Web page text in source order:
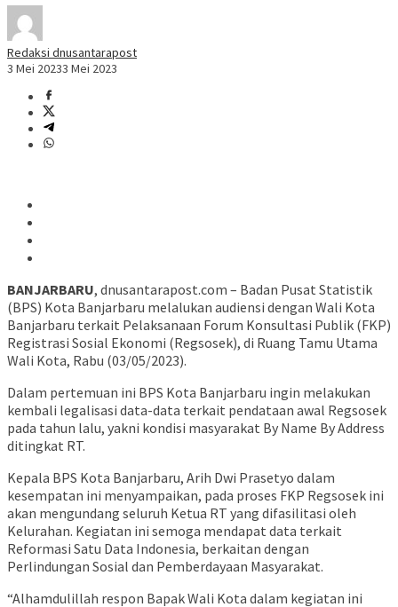
Redaksi dnusantarapost
3 Mei 20233 Mei 2023
BANJARBARU, dnusantarapost.com – Badan Pusat Statistik
(BPS) Kota Banjarbaru melalukan audiensi dengan Wali Kota
Banjarbaru terkait Pelaksanaan Forum Konsultasi Publik (FKP)
Registrasi Sosial Ekonomi (Regsosek), di Ruang Tamu Utama
Wali Kota, Rabu (03/05/2023).
Dalam pertemuan ini BPS Kota Banjarbaru ingin melakukan
kembali legalisasi data-data terkait pendataan awal Regsosek
pada tahun lalu, yakni kondisi masyarakat By Name By Address
ditingkat RT.
Kepala BPS Kota Banjarbaru, Arih Dwi Prasetyo dalam
kesempatan ini menyampaikan, pada proses FKP Regsosek ini
akan mengundang seluruh Ketua RT yang difasilitasi oleh
Kelurahan. Kegiatan ini semoga mendapat data terkait
Reformasi Satu Data Indonesia, berkaitan dengan
Perlindungan Sosial dan Pemberdayaan Masyarakat.
“Alhamdulillah respon Bapak Wali Kota dalam kegiatan ini